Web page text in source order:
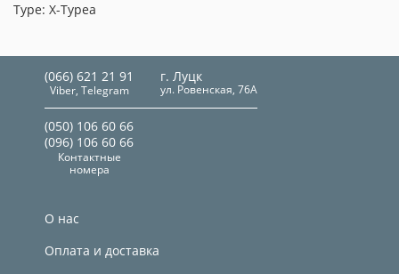
Type: X-Typea
(066) 621 21 91
Viber, Telegram
г. Луцк
ул. Ровенская, 76А
(050) 106 60 66
(096) 106 60 66
Контактные
номера
О нас
Оплата и доставка